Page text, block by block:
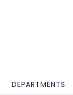
DEPARTMENTS